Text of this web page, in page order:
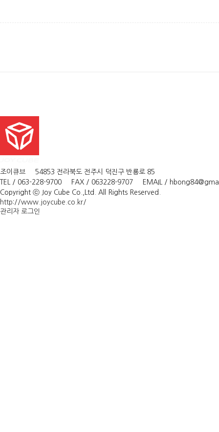
조이큐브 54853 전라북도 전주시 덕진구 반룡로 85
TEL / 063-228-9700 FAX / 063228-9707 EMAIL /
Copyright ⓒ Joy Cube Co.,Ltd. All Rights Reserved.
http://www.joycube.co.kr/
관리자 로그인